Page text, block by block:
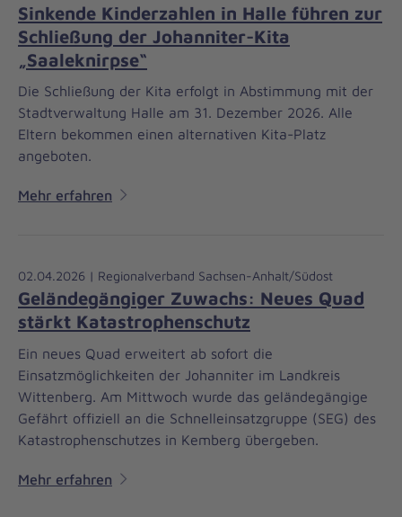
Sinkende Kinderzahlen in Halle führen zur
Schließung der Johanniter-Kita
„Saaleknirpse“
Die Schließung der Kita erfolgt in Abstimmung mit der
Stadtverwaltung Halle am 31. Dezember 2026. Alle
Eltern bekommen einen alternativen Kita-Platz
angeboten.
Mehr erfahren
02.04.2026 | Regionalverband Sachsen-Anhalt/Südost
Geländegängiger Zuwachs: Neues Quad
stärkt Katastrophenschutz
Ein neues Quad erweitert ab sofort die
Einsatzmöglichkeiten der Johanniter im Landkreis
Wittenberg. Am Mittwoch wurde das geländegängige
Gefährt offiziell an die Schnelleinsatzgruppe (SEG) des
Katastrophenschutzes in Kemberg übergeben.
Mehr erfahren